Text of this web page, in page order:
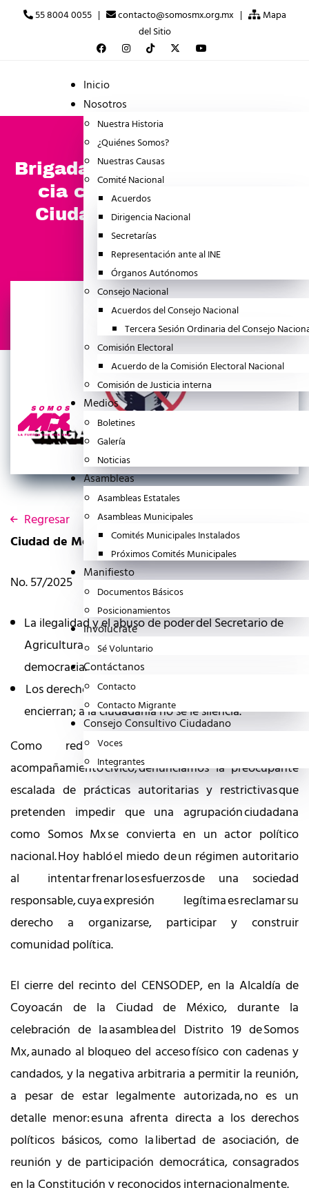
55 8004 0055 | contacto@somosmx.org.mx |
Mapa
del Sitio
Inicio
Nosotros
Nuestra Historia
¿Quiénes Somos?
Nuestras Causas
Comité Nacional
Acuerdos
Dirigencia Nacional
Secretarías
Representación ante al INE
Órganos Autónomos
Consejo Nacional
Acuerdos del Consejo Nacional
Tercera Sesión Ordinaria del Consejo
Comisión Electoral
Acuerdo de la Comisión Electoral Nacional
Comisión de Justicia interna
Medios
Boletines
Galería
Noticias
Asambleas
Asambleas Estatales
Asambleas Municipales
Comités Municipales Instalados
Próximos Comités Municipales
Manifiesto
Documentos Básicos
Posicionamientos
Invólucrate
Sé Voluntario
Contáctanos
Contacto
Contacto Migrante
Consejo Consultivo Ciudadano
Voces
Integrantes
Brigada Antimapaches denun
cia censura a Asamblea
Ciudadana de Somos Mx
Regresar
Ciudad de México a 19 de Julio del 2025
No. 57/2025
La ilegalidad y el abuso de poder del Secretario de
Agricultura, Julio Berdegué, es un ataque a la
democracia.
Los derechos y libertades de la sociedad no se
encierran; a la ciudadanía no se le silencia.
Como red ciudadana de vigilancia y
acompañamiento cívico, denunciamos la preocupante
escalada de prácticas autoritarias y restrictivas que
pretenden impedir que una agrupación ciudadana
como Somos Mx se convierta en un actor político
nacional. Hoy habló el miedo de un régimen autoritario
al intentar frenar los esfuerzos de una sociedad
responsable, cuya expresión legítima es reclamar su
derecho a organizarse, participar y construir
comunidad política.
El cierre del recinto del CENSODEP, en la Alcaldía de
Coyoacán de la Ciudad de México, durante la
celebración de la asamblea del Distrito 19 de Somos
Mx, aunado al bloqueo del acceso físico con cadenas y
candados, y la negativa arbitraria a permitir la reunión,
a pesar de estar legalmente autorizada, no es un
detalle menor: es una afrenta directa a los derechos
políticos básicos, como la libertad de asociación, de
reunión y de participación democrática, consagrados